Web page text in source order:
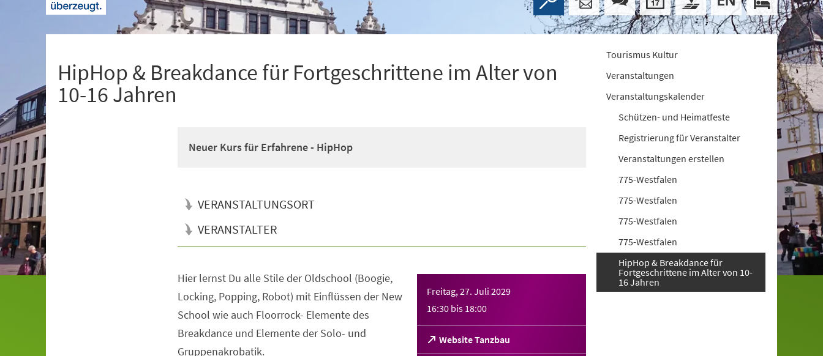
HipHop & Breakdance für Fortgeschrittene im Alter von
10-16 Jahren
Neuer Kurs für Erfahrene - HipHop
VERANSTALTUNGSORT
VERANSTALTER
Freitag, 27. Juli 2029
16:30 bis 18:00
Website Tanzbau
(Öffnet
in
Hier lernst Du alle Stile der Oldschool (Boogie,
Locking, Popping, Robot) mit Einflüssen der New
School wie auch Floorrock- Elemente des
Breakdance und Elemente der Solo- und
Gruppenakrobatik.
Tourismus Kultur
Veranstaltungen
Veranstaltungskalender
Schützen- und Heimatfeste
Registrierung für Veranstalter
Veranstaltungen erstellen
775-Westfalen
775-Westfalen
775-Westfalen
775-Westfalen
HipHop & Breakdance für
Fortgeschrittene im Alter von 10-
16 Jahren